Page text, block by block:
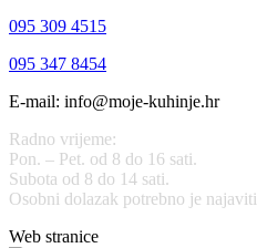
095 309 4515
095 347 8454
E-mail: info@moje-kuhinje.hr
Radno vrijeme:
Pon. – Pet. od 8 do 16 sati.
Subota od 8 do 14 sati.
Osobni dolazak potrebno je najaviti
Web stranice